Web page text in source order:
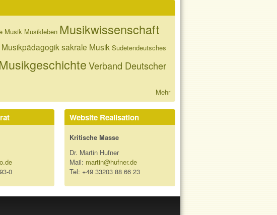
Musik Musikleben Musikwissenschaft
sakrale Musik Sudetendeutsches
Verband Deutscher
Mehr
0
Website Realisation
Kritische Masse
Dr. Martin Hufner
Mail: martin@hufner.de
Tel: +49 33203 88 66 23